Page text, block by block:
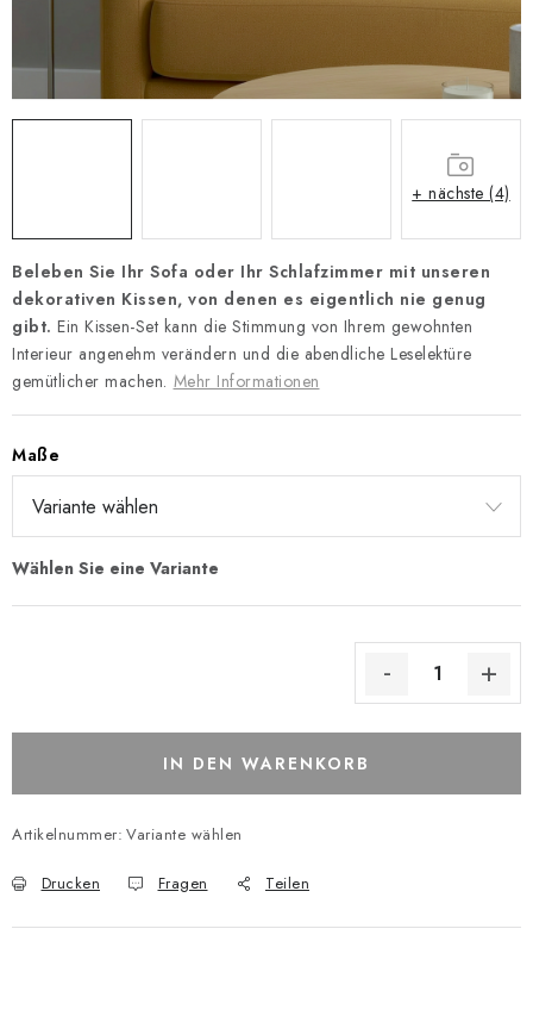
Zahlungsmöglichkeiten und Versand
Reklamationsordnung
Datenschutz-Bestimmungen
Rücktritt vom Vertrag
Beleben Sie Ihr Sofa oder Ihr Schlafzimmer mit unseren
dekorativen Kissen, von denen es eigentlich nie genug
gibt. Ein Kissen-Set kann die Stimmung von Ihrem gewohnten
Interieur angenehm verändern und die abendliche Leselektüre
gemütlicher machen. Mehr Informationen
Maße
IN DEN WARENKORB
Artikelnummer: Variante wählen
Drucken Fragen Teilen
+ nächste (4)